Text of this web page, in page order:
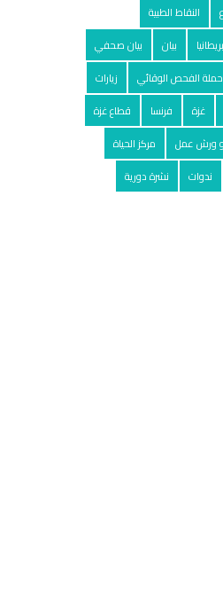
النقاط الطبية
بريطانيا بيان
بيان صحفي
حملة الفحص الوقائي
زيارات
غزة فرنسا
قطاع غزة
و ورش عمل
مركز الحياة
ندوات
نشرة دورية